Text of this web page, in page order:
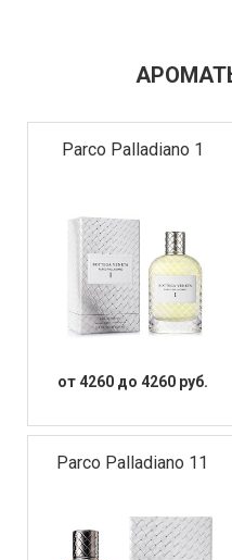
Parco Palladiano 1
от 4260 до 4260 руб.
Parco Palladiano 11